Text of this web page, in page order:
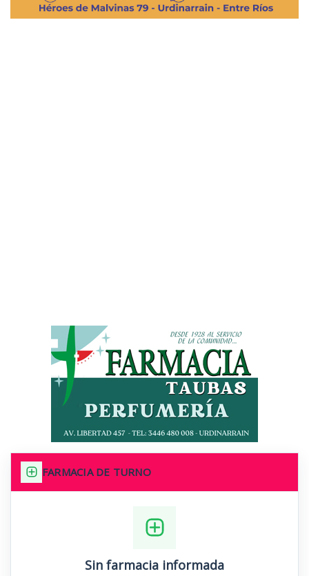
FARMACIA DE TURNO
Sin farmacia informada